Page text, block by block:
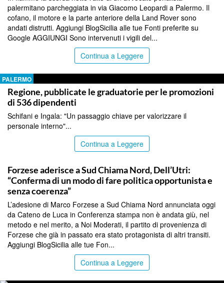
palermitano parcheggiata in via Giacomo Leopardi a Palermo. Il
cofano, il motore e la parte anteriore della Land Rover sono
andati distrutti. Aggiungi BlogSicilia alle tue Fonti preferite su
Google AGGIUNGI Sono intervenuti i vigili del...
Continua a Leggere
PALERMO
Regione, pubblicate le graduatorie per le promozioni
di 536 dipendenti
Schifani e Ingala: "Un passaggio chiave per valorizzare il
personale interno"...
Continua a Leggere
Forzese aderisce a Sud Chiama Nord, Dell’Utri:
“Conferma di un modo di fare politica opportunista e
senza coerenza”
L’adesione di Marco Forzese a Sud Chiama Nord annunciata oggi
da Cateno de Luca in Conferenza stampa non è andata giù, nel
metodo e nel merito, a Noi Moderati, il partito di provenienza di
Forzese che già in passato era stato protagonista di altri transiti.
Aggiungi BlogSicilia alle tue Fon...
Continua a Leggere